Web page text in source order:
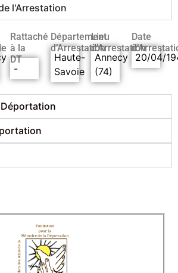
l'Arrestation
Rattaché
à la
DT
-
Département
d’Arrestation
Haute-
Savoie
Lieu
d’Arrestation
Annecy
(74)
Date
20/04/